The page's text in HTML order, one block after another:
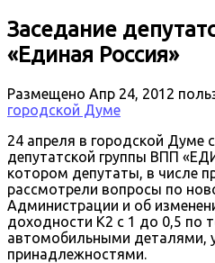
Заседание
«Единая Россия»
Размещено Апр 24, 2012
городской Думе
24 апреля в городской Думе
депутатской группы ВПП
котором депутаты, в числе
рассмотрели вопросы по
Администрации и об
доходности К2 с 1 до 0,5 по
автомобильными деталями,
принадлежностями.